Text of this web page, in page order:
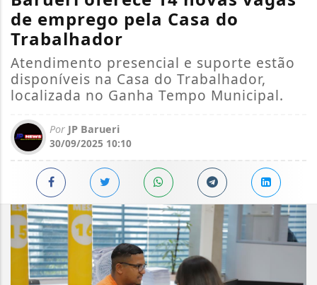
de emprego pela Casa do
Trabalhador
Atendimento presencial e suporte estão
disponíveis na Casa do Trabalhador,
localizada no Ganha Tempo Municipal.
Por JP Barueri
30/09/2025 10:10